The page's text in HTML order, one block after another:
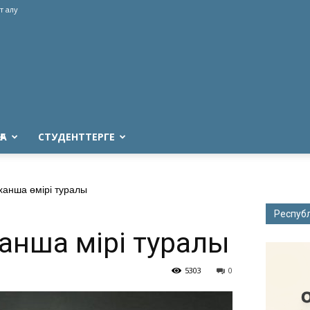
алу
СТУДЕНТТЕРГЕ
өмірі туралы
өмірі туралы
0
5303